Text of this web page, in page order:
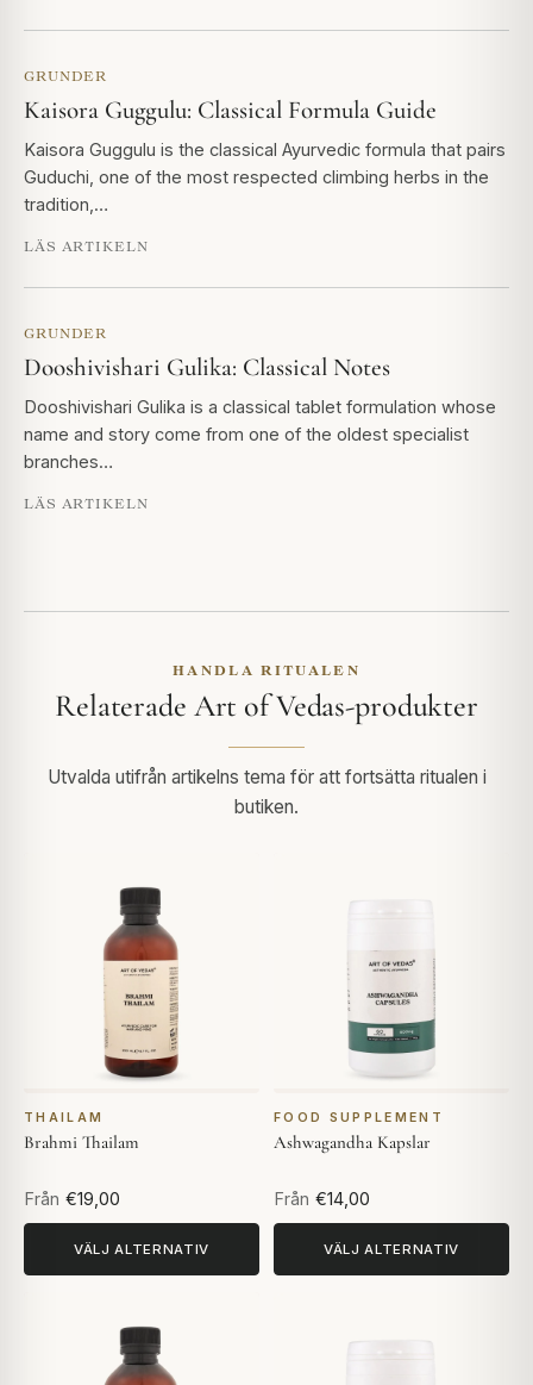
GRUNDER
Kaisora Guggulu: Classical Formula Guide
Kaisora Guggulu is the classical Ayurvedic formula that pairs
Guduchi, one of the most respected climbing herbs in the
tradition,…
LÄS ARTIKELN
GRUNDER
Dooshivishari Gulika: Classical Notes
Dooshivishari Gulika is a classical tablet formulation whose
name and story come from one of the oldest specialist
branches…
LÄS ARTIKELN
HANDLA RITUALEN
Relaterade Art of Vedas-produkter
Utvalda utifrån artikelns tema för att fortsätta ritualen i
butiken.
THAILAM
Brahmi Thailam
Från €19,00
VÄLJ ALTERNATIV
FOOD SUPPLEMENT
Ashwagandha Kapslar
Från €14,00
VÄLJ ALTERNATIV